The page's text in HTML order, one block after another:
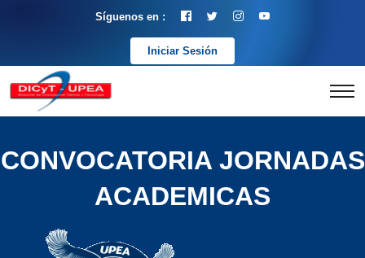
Síguenos en :
Iniciar Sesión
CONVOCATORIA JORNADAS
ACADEMICAS